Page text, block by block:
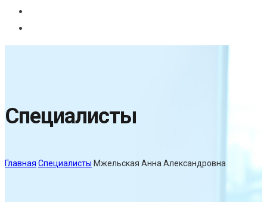
Специалисты
Главная Специалисты Мжельская Анна Александровна